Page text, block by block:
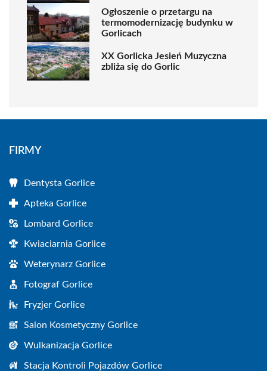
Ogłoszenie o przetargu na
termomodernizację budynku w
Gorlicach
XX Gorlicka Jesień Muzyczna
zbliża się do Gorlic
FIRMY
Dentysta Gorlice
Apteka Gorlice
Lombard Gorlice
Kwiaciarnia Gorlice
Weterynarz Gorlice
Fotograf Gorlice
Fryzjer Gorlice
Salon Kosmetyczny Gorlice
Wulkanizacja Gorlice
Stacja Kontroli Pojazdów Gorlice